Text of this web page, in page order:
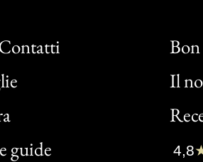
guide
Il
Bon
Clic
4,8